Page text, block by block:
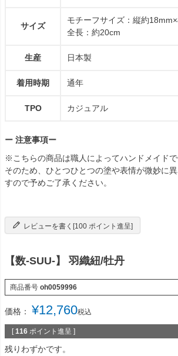
サイズ
モチーフサイズ：縦約
全長：約20cm
生産 日本製
着用時期 通年
TPO カジュアル
ー 注意事項ー
※こちらの商品は職人によってハンドメイドで
そのため、ひとつひとつの塗や表情が微妙に
すので予めご了承ください。
レビューを書く[100 ポイント進呈]
【数-SUU-】 羽織紐/牡丹
商品番号 oh0059996
価格： ¥12,760税込
[ 116 ポイント進呈 ]
残りわずかです。